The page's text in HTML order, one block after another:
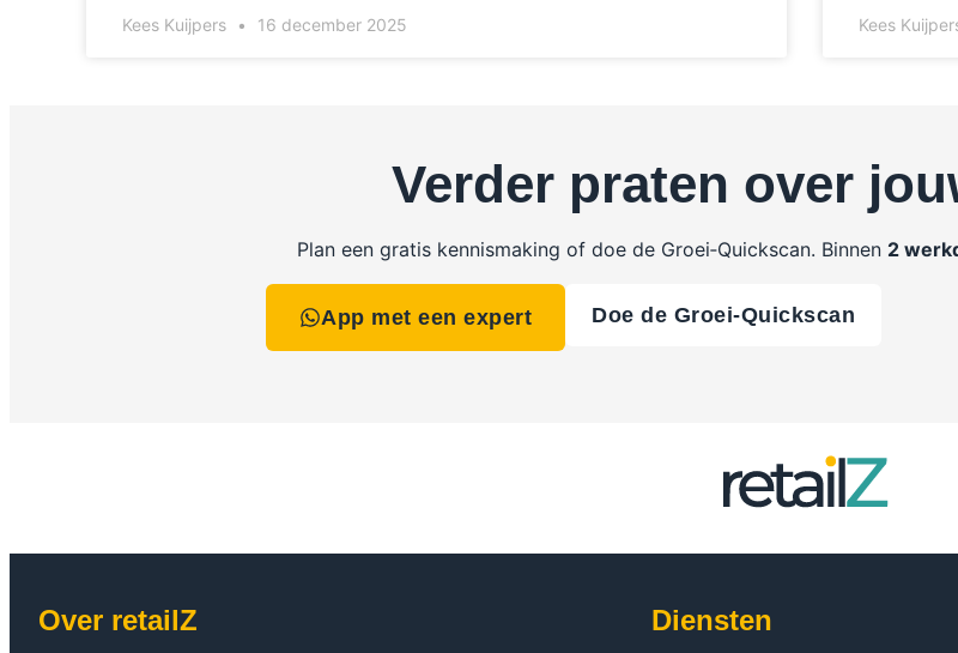
Kees Kuijpers 16 december 2025 Kees
Verder praten over
Plan een gratis kennismaking of doe de Groei‑Quickscan. Binnen 2
App met een expert Doe de Groei‑Quickscan
Over retailZ Diensten